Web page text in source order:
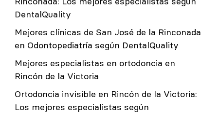
DentalQuality
Mejores clínicas de San José de la Rinconada
en Odontopediatría según DentalQuality
Mejores especialistas en ortodoncia en
Rincón de la Victoria
Ortodoncia invisible en Rincón de la Victoria:
Los mejores especialistas según